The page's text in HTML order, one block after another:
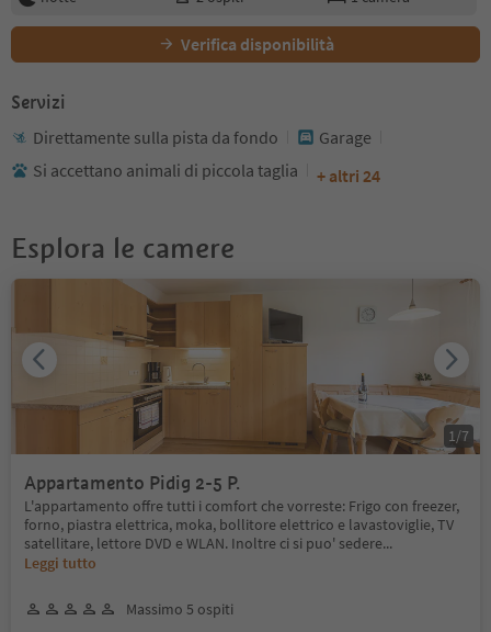
Verifica disponibilità
Servizi
Direttamente sulla pista da fondo
Garage
Si accettano animali di piccola taglia
+ altri 24
Esplora le camere
Appartamento Pidig 2-5 P.
L'appartamento offre tutti i comfort che vorreste: Frigo con freezer,
forno, piastra elettrica, moka, bollitore elettrico e lavastoviglie, TV
satellitare, lettore DVD e WLAN. Inoltre ci si puo' sedere...
Leggi tutto
Massimo 5 ospiti
1 /7